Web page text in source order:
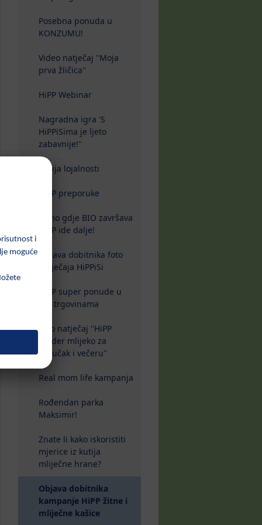
Posebna ponuda u
KONZUMU!
Video natječaj ''Moja
prva žličica''
HiPP Webinar
Nagradna igra 'S
HiPPiSima je ljeto
zabavnije!''
Akcija lojalnosti
HiPP preporuke
Tamo gdje BIO završava
HiPP ide dalje!
Objava dobitnika foto
natječaja HiPPiSi
HiPP super ponude u
dm trgovinama
Foto natječaj ''HiPP
Kinder mlijeko za
doručak i večeru''
Real mom life kampanja
Rođendan parka
Maksimir!
Znate li kako iskoristiti
mjerice iz kutija
mliječne hrane?
Objava dobitnika
kampanje HiPP žitne i
mliječne kašice(current)